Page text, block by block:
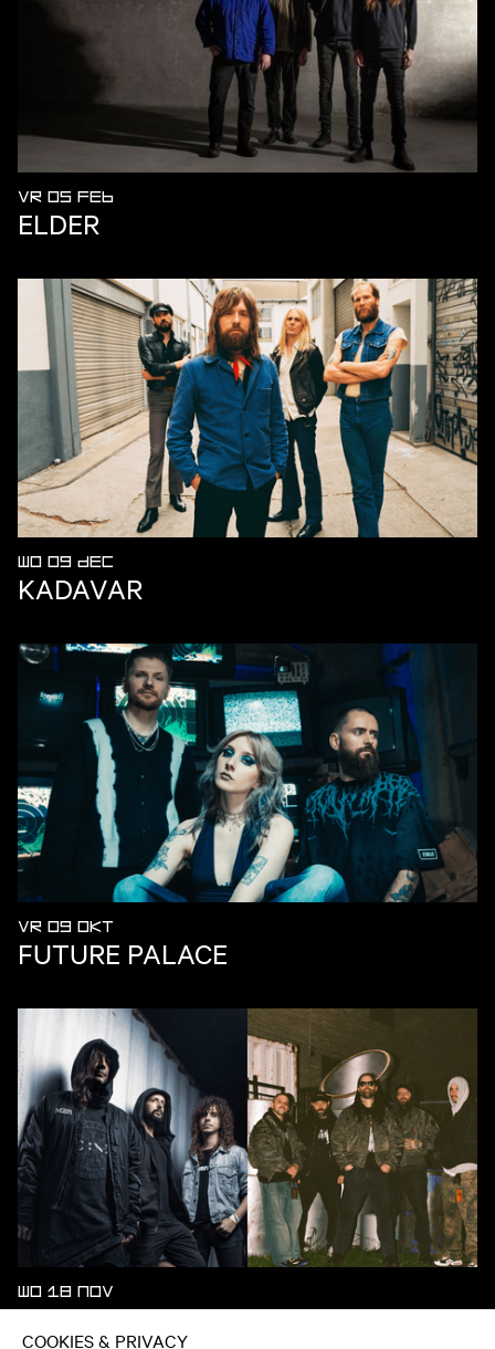
VR 05 FEB
ELDER
WO 09 DEC
KADAVAR
VR 09 OKT
FUTURE PALACE
WO 18 NOV
MASTER BOOT RECORD / FULCI